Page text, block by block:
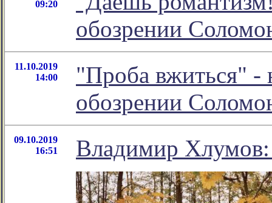
09:20
обозрении
11.10.2019
14:00
"Проба вжиться" -
обозрении
09.10.2019
16:51
Владимир